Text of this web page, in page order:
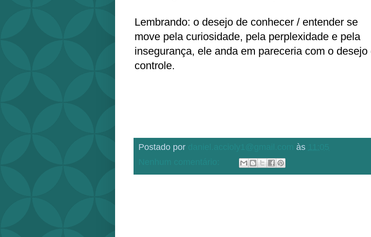
Lembrando: o desejo de conhecer / entender se
move pela curiosidade, pela perplexidade e pela
insegurança, ele anda em pareceria com o desejo
controle.
Postado por às